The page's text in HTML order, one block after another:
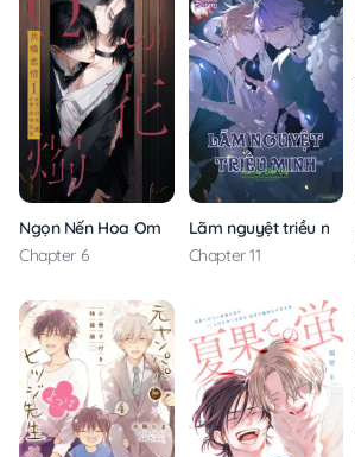
Ngọn Nến Hoa Omega: Cộng Hưởng Tình Yêu
Chapter 6
Lãm nguyệt triều minh
Chapter 11